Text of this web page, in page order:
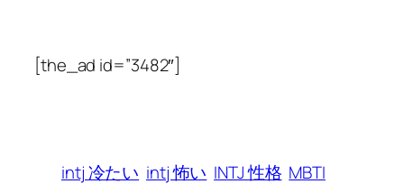
[the_ad id=”3482″]
intj 冷たい intj 怖い INTJ 性格 MBTI